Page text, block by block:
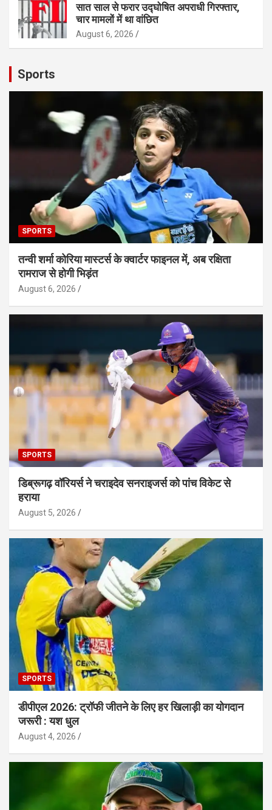
सात साल से फरार उद्घोषित अपराधी गिरफ्तार,
चार मामलों में था वांछित
August 6, 2026
Sports
SPORTS
तन्वी शर्मा कोरिया मास्टर्स के क्वार्टर फाइनल में, अब रक्षिता
रामराज से होगी भिड़ंत
August 6, 2026
SPORTS
डिब्रूगढ़ वॉरियर्स ने चराइदेव सनराइजर्स को पांच विकेट से
हराया
August 5, 2026
SPORTS
डीपीएल 2026: ट्रॉफी जीतने के लिए हर खिलाड़ी का योगदान
जरूरी : यश धुल
August 4, 2026